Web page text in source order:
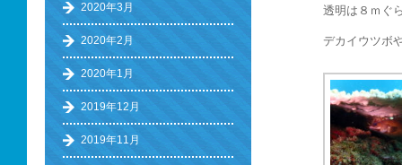
透明は８ｍぐ
デカイウツボ
2020年3月
2020年2月
2020年1月
2019年12月
2019年11月